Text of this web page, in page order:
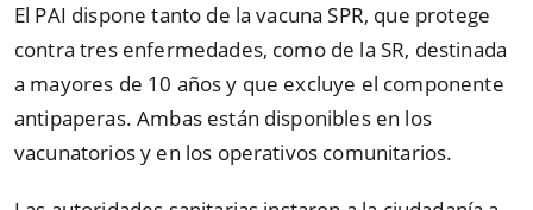
El PAI dispone tanto de la vacuna SPR, que protege
contra tres enfermedades, como de la SR, destinada
a mayores de 10 años y que excluye el componente
antipaperas. Ambas están disponibles en los
vacunatorios y en los operativos comunitarios.